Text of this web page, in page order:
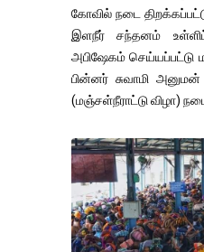
கோவில் நடை
இளநீர் சந்தனம்
அபிஷேகம் செய்யப்பட்டு
பின்னர் சுவாமி
(மஞ்சள்நீராட்டு விழா)